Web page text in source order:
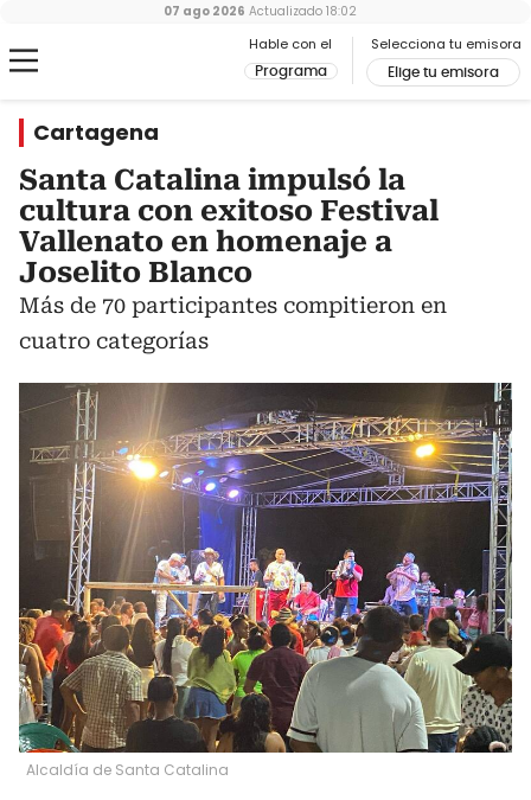
Hable con el
Programa
Selecciona tu emisora
Elige tu emisora
07 ago 2026 Actualizado 18:02
Cartagena
Santa Catalina impulsó la
cultura con exitoso Festival
Vallenato en homenaje a
Joselito Blanco
Más de 70 participantes compitieron en
cuatro categorías
Alcaldía de Santa Catalina